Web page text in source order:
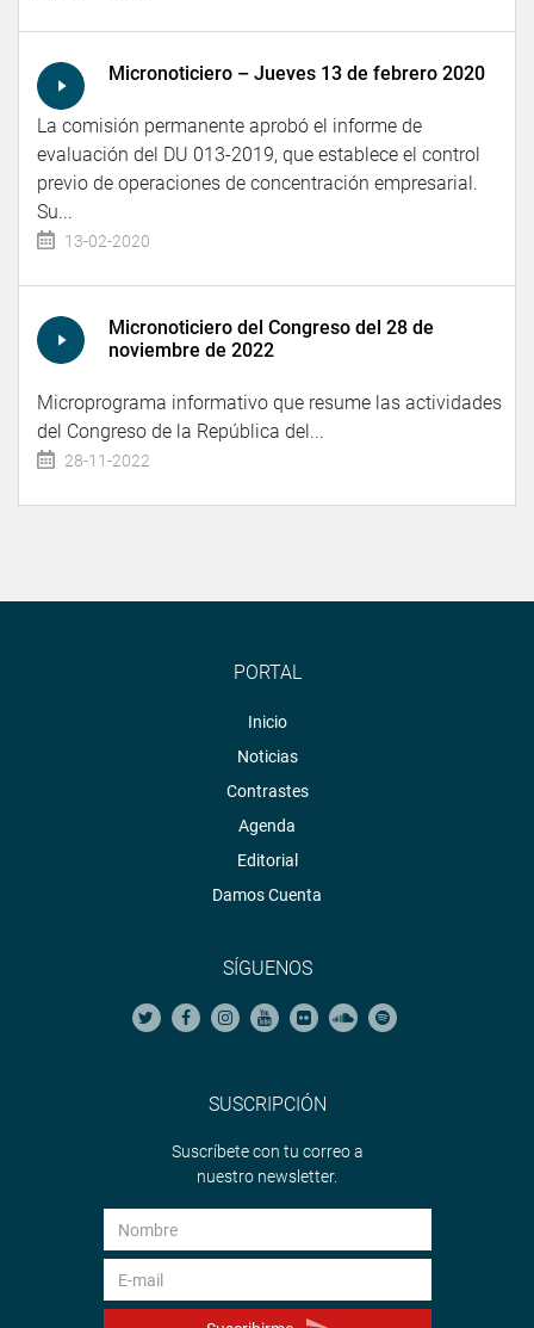
Micronoticiero – Jueves 13 de febrero 2020
La comisión permanente aprobó el informe de
evaluación del DU 013-2019, que establece el control
previo de operaciones de concentración empresarial.
Su...
13-02-2020
Micronoticiero del Congreso del 28 de
noviembre de 2022
Microprograma informativo que resume las actividades
del Congreso de la República del...
28-11-2022
PORTAL
Inicio
Noticias
Contrastes
Agenda
Editorial
Damos Cuenta
SÍGUENOS
SUSCRIPCIÓN
Suscríbete con tu correo a
nuestro newsletter.